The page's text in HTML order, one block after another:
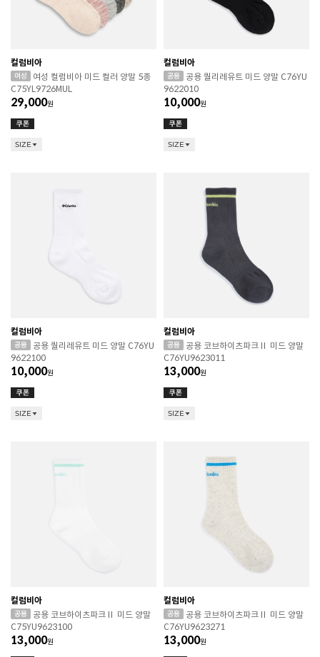
컬럼비아
여성 컬럼비아 미드 컬러 양말 5종
C75YL9726MUL
29,000원
SIZE
컬럼비아
공용 퀄리레유트 미드 양말 C76YU
9622010
10,000원
SIZE
컬럼비아
공용 퀄리레유트 미드 양말 C76YU
9622100
10,000원
SIZE
컬럼비아
공용 코브하이츠파크Ⅱ 미드 양말
C76YU9623011
13,000원
SIZE
컬럼비아
공용 코브하이츠파크Ⅱ 미드 양말
C75YU9623100
13,000원
컬럼비아
공용 코브하이츠파크Ⅱ 미드 양말
C76YU9623271
13,000원